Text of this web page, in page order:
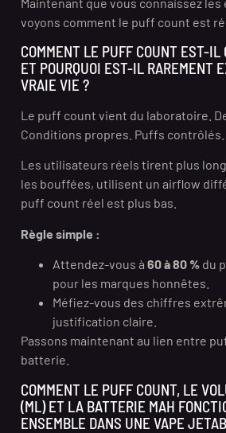
voyons comment le puff count est
COMMENT LE PUFF COUNT EST-
ET POURQUOI EST-IL RAREMENT
VRAIE VIE ?
Le puff count vient du laboratoire.
Conditions propres. Puffs contrôlés.
Les utilisateurs réels tirent plus
les bouffées, utilisent un airflow
puff count réel est plus bas.
Règle simple :
Attendez-vous à 60 à 80 % du
pour les marques honnêtes.
Méfiez-vous des chiffres
justification claire.
Passons maintenant au lien entre
batterie.
COMMENT LE PUFF COUNT, LE
(ML) ET LA BATTERIE MAH
ENSEMBLE DANS UNE VAPE